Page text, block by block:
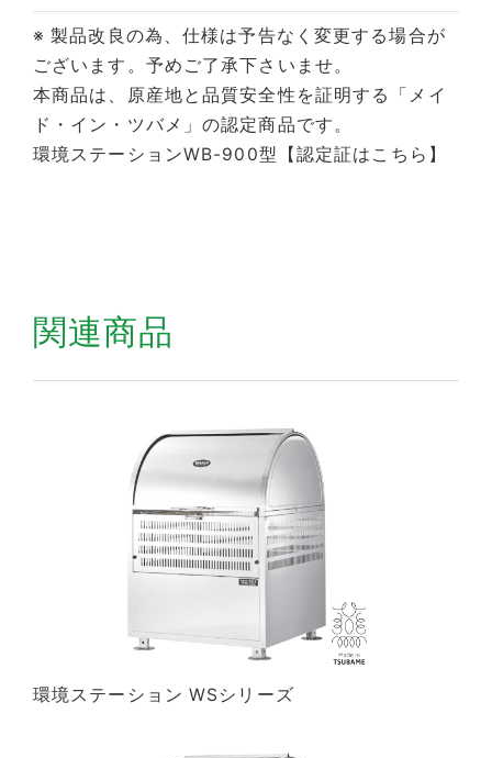
※ 製品改良の為、仕様は予告なく変更する場合が
ございます。予めご了承下さいませ。
本商品は、原産地と品質安全性を証明する「メイ
ド・イン・ツバメ」の認定商品です。
環境ステーションWB-900型 【認定証はこちら】
関連商品
環境ステーション WSシリーズ